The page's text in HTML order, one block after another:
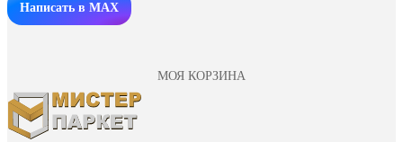
Написать в MAX
МОЯ КОРЗИНА